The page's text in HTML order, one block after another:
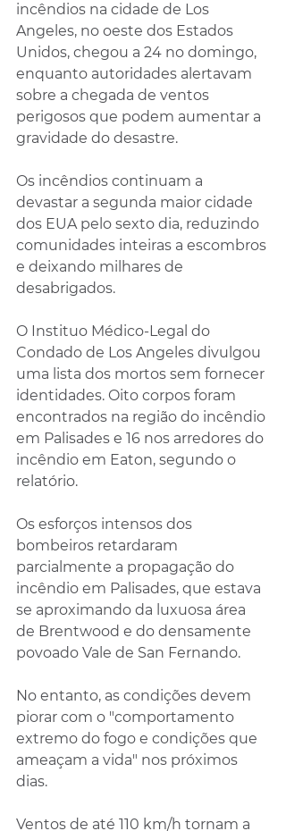
incêndios na cidade de Los
Angeles, no oeste dos Estados
Unidos, chegou a 24 no domingo,
enquanto autoridades alertavam
sobre a chegada de ventos
perigosos que podem aumentar a
gravidade do desastre.
Os incêndios continuam a
devastar a segunda maior cidade
dos EUA pelo sexto dia, reduzindo
comunidades inteiras a escombros
e deixando milhares de
desabrigados.
O Instituo Médico-Legal do
Condado de Los Angeles divulgou
uma lista dos mortos sem fornecer
identidades. Oito corpos foram
encontrados na região do incêndio
em Palisades e 16 nos arredores do
incêndio em Eaton, segundo o
relatório.
Os esforços intensos dos
bombeiros retardaram
parcialmente a propagação do
incêndio em Palisades, que estava
se aproximando da luxuosa área
de Brentwood e do densamente
povoado Vale de San Fernando.
No entanto, as condições devem
piorar com o "comportamento
extremo do fogo e condições que
ameaçam a vida" nos próximos
dias.
Ventos de até 110 km/h tornam a